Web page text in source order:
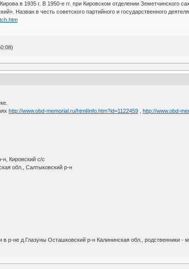
в 1935 г. В 1950-е гг. при Кировском отделении Земетчинского
Назван в честь советского партийного и государственного
http://www.obd-memorial.ru/html/info.htm?id=1122459 ,http://www.obd-
н, Кировский с/с
обл., Салтыковский р-н
в р-не д.Глазуны Осташковский р-н Калининская обл., родственники